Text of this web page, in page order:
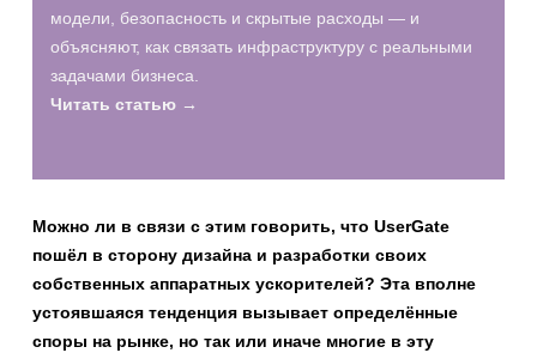
модели, безопасность и скрытые расходы — и
объясняют, как связать инфраструктуру с реальными
задачами бизнеса.
Читать статью →
Можно ли в связи с этим говорить, что UserGate
пошёл в сторону дизайна и разработки своих
собственных аппаратных ускорителей? Эта вполне
устоявшаяся тенденция вызывает определённые
споры на рынке, но так или иначе многие в эту